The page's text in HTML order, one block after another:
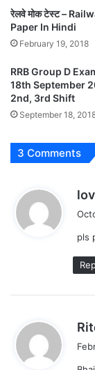
रेलवे मोक टेस्ट –
Paper In Hindi
February 19, 2018
RRB Group D
18th September
2nd, 3rd Shift
September 18,
3 Comments
pls